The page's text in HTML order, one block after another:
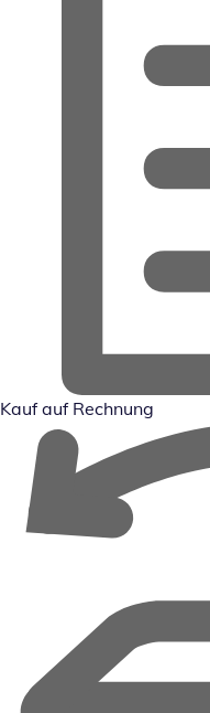
Kauf auf Rechnung